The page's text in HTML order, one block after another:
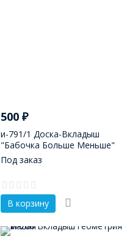
500₽
и-791/1 Доска-Вкладыш
"Бабочка Больше Меньше"
Под заказ
В корзину